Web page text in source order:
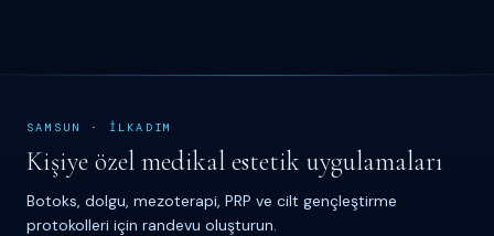
SAMSUN · İ LKADIM
Kişiye özel medikal estetik uygulamaları
Botoks, dolgu, mezoterapi, PRP ve cilt gençleştirme
protokolleri için randevu oluşturun.